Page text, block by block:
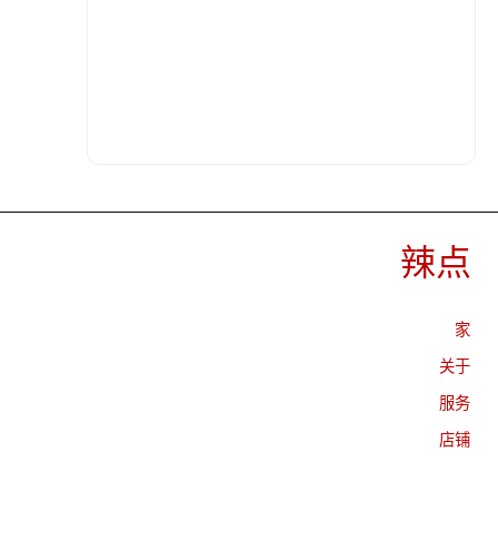
辣点
家
关于
服务
店铺